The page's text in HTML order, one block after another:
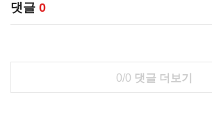
댓글 0
0/0 댓글 더보기